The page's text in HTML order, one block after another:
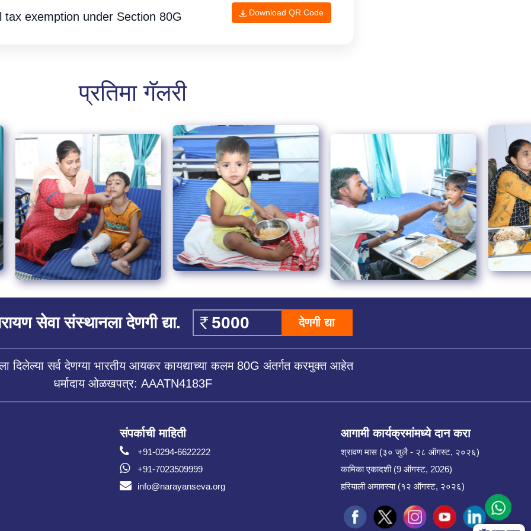
tax exemption under Section 80G Download QR Code
प्रतिमा गॅलरी
सेवा संस्थानला देणगी द्या. देणगी द्या
दिलेल्या सर्व देणग्या भारतीय आयकर कायद्याच्या कलम 80G अंतर्गत करमुक्त आहेत
धर्मादाय ओळखपत्र: AAATN4183F
संपर्काची माहिती
+91-0294-6622222
+91-7023509999
info@narayanseva.org
आगामी कार्यक्रमांमध्ये दान करा
श्रावण मास (३० जुलै - २८ ऑगस्ट, २०२६)
कामिका एकादशी (9 ऑगस्ट, 2026)
हरियाली अमावस्या (१२ ऑगस्ट, २०२६)